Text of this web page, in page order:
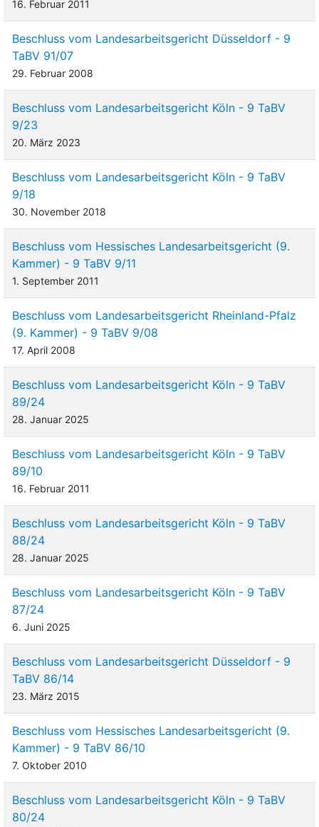
16. Februar 2011
Beschluss vom Landesarbeitsgericht Düsseldorf - 9
TaBV 91/07
29. Februar 2008
Beschluss vom Landesarbeitsgericht Köln - 9 TaBV
9/23
20. März 2023
Beschluss vom Landesarbeitsgericht Köln - 9 TaBV
9/18
30. November 2018
Beschluss vom Hessisches Landesarbeitsgericht (9.
Kammer) - 9 TaBV 9/11
1. September 2011
Beschluss vom Landesarbeitsgericht Rheinland-Pfalz
(9. Kammer) - 9 TaBV 9/08
17. April 2008
Beschluss vom Landesarbeitsgericht Köln - 9 TaBV
89/24
28. Januar 2025
Beschluss vom Landesarbeitsgericht Köln - 9 TaBV
89/10
16. Februar 2011
Beschluss vom Landesarbeitsgericht Köln - 9 TaBV
88/24
28. Januar 2025
Beschluss vom Landesarbeitsgericht Köln - 9 TaBV
87/24
6. Juni 2025
Beschluss vom Landesarbeitsgericht Düsseldorf - 9
TaBV 86/14
23. März 2015
Beschluss vom Hessisches Landesarbeitsgericht (9.
Kammer) - 9 TaBV 86/10
7. Oktober 2010
Beschluss vom Landesarbeitsgericht Köln - 9 TaBV
80/24